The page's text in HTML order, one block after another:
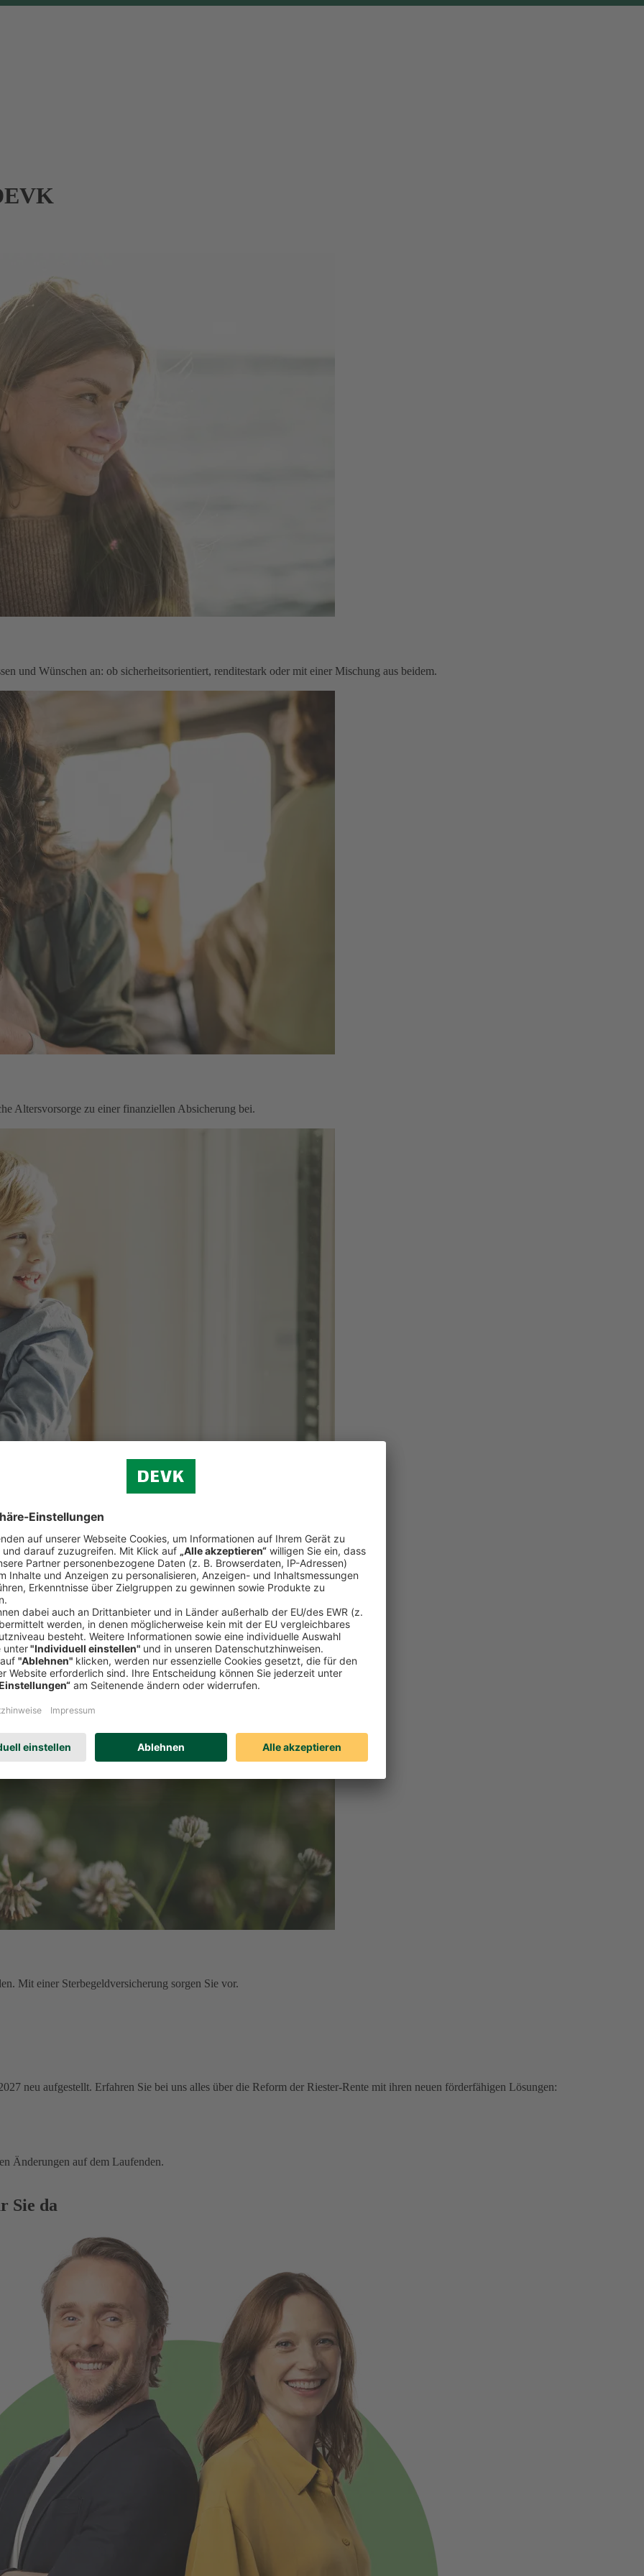
und Wünschen an: ob sicherheitsorientiert, renditestark oder mit einer Mischung aus beidem.
Altersvorsorge zu einer finanziellen Absicherung bei.
schützen Sie Ihre Lieben im Todesfall vor finanziellen Risiken.
Mit einer Sterbegeldversicherung sorgen Sie vor.
neu aufgestellt. Erfahren Sie bei uns alles über die Reform der Riester-Rente mit ihren neuen förderfähigen Lösungen:
Änderungen auf dem Laufenden.
Sie da